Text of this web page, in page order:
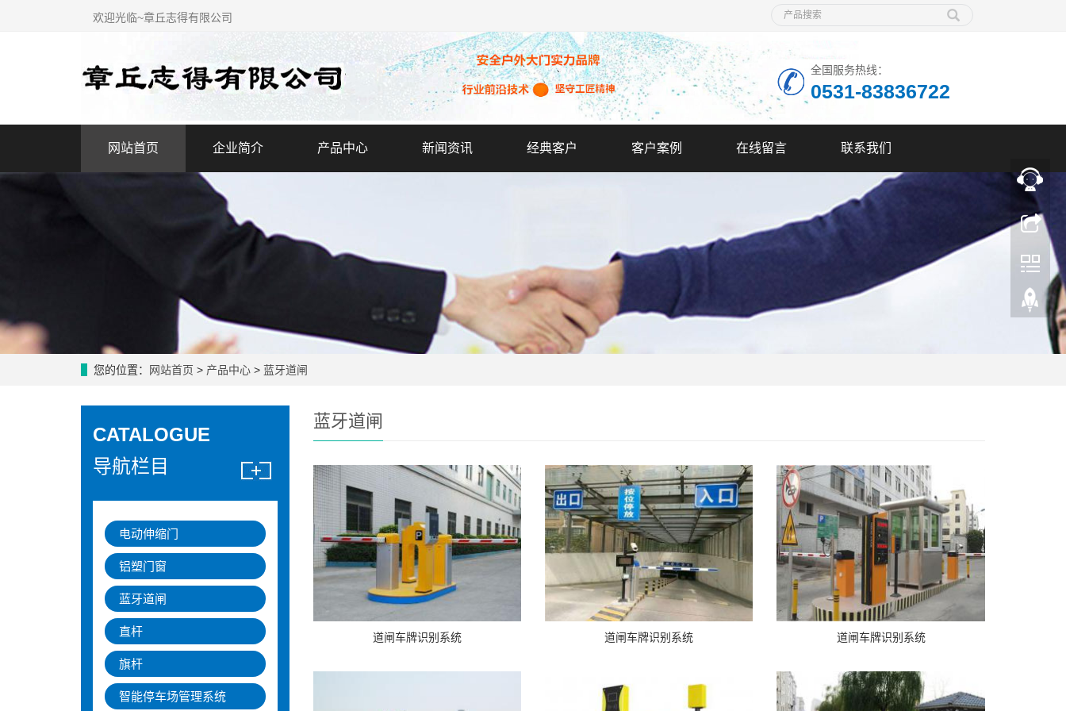
欢迎光临~章丘志得有限公司
全国服务热线：
0531-83836722
网站首页 企业简介 产品中心 新闻资讯 经典客户 客户案例 在线留言 联系我们
您的位置： 网站首页 > 产品中心 > 蓝牙道闸
蓝牙道闸
道闸车牌识别系统 道闸车牌识别系统 道闸车牌识别系统
CATALOGUE
导航栏目
电动伸缩门
铝塑门窗
蓝牙道闸
直杆
旗杆
智能停车场管理系统